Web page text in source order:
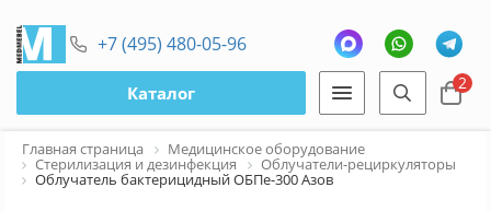
+7 (495) 480-05-96
Каталог 2
Главная страница Медицинское оборудование
Стерилизация и дезинфекция Облучатели-рециркуляторы
Облучатель бактерицидный ОБПе-300 Азов